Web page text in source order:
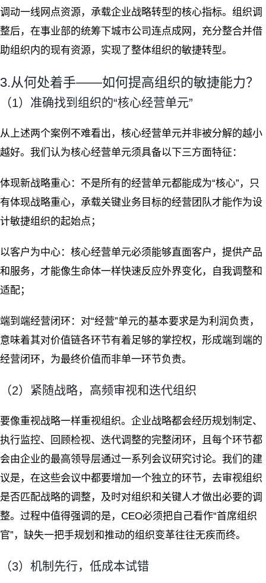
调动一线网点资源，承载企业战略转型的核心指标。组织调
整后，在事业部的统筹下城市公司连点成网，充分整合并借
助组织内的现有资源，实现了整体组织的敏捷转型。
3.从何处着手——如何提高组织的敏捷能力？
（1）准确找到组织的“核心经营单元”
从上述两个案例不难看出，核心经营单元并非被分解的越小
越好。我们认为核心经营单元须具备以下三方面特征：
体现新战略重心：不是所有的经营单元都能成为“核心”，只
有体现战略重心，承载关键业务目标的经营团队才能作为设
计敏捷组织的起始点；
以客户为中心：核心经营单元必须能够直面客户，提供产品
和服务，才能像生命体一样快速反应外界变化，自我调整和
适配；
端到端经营闭环：对“经营”单元的基本要求是为利润负责，
意味着其对价值链各环节有着足够的掌控权，形成端到端的
经营闭环，为最终价值而非单一环节负责。
（2）紧随战略，高频审视和迭代组织
要像重视战略一样重视组织。企业战略都会经历规划制定、
执行监控、回顾检视、迭代调整的完整闭环，且每个环节都
会由企业的最高领导层通过一系列会议研究讨论。我们的建
议是，在这些会议中都要增加一个独立的环节，去审视组织
是否匹配战略的调整，及时对组织和关键人才做出必要的调
整。过程中值得强调的是，CEO必须把自己看作“首席组织
官”，缺失一把手规划和推动的组织变革往往无疾而终。
（3）机制先行，低成本试错